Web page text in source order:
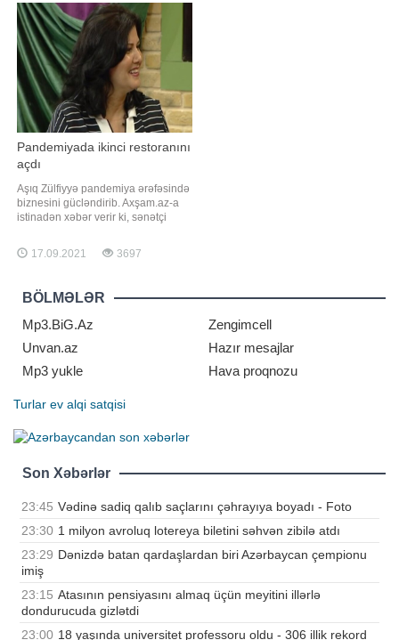
yaxşılığa xərcləmirsə, canına
xərcləyəcək". Axşam.az xəbə
Pandemiyada ikinci restoranını
açdı
Aşıq Zülfiyyə pandemiya ərəfəsində
biznesini gücləndirib. Axşam.az-a
istinadən xəbər verir ki, sənətçi
restoran açmışdı. Bir neçə gün
əvvəl isə aşıq yenidən restoran
dostları da qatılıblar. Qeyd edək ki,
Zülfiyyə bundan əvvəl daha bir
restoranını
17.09.2021 3697
BÖLMƏLƏR
Mp3.BiG.Az
Zengimcell
Unvan.az
Hazır mesajlar
Mp3 yukle
Hava proqnozu
Turlar ev alqi satqisi
Son Xəbərlər
23:45 Vədinə sadiq qalıb saçlarını çəhrayıya boyadı - Foto
23:30 1 milyon avroluq lotereya biletini səhvən zibilə atdı
23:29 Dənizdə batan qardaşlardan biri Azərbaycan çempionu
imiş
23:15 Atasının pensiyasını almaq üçün meyitini illərlə
dondurucuda gizlətdi
23:00 18 yaşında universitet professoru oldu - 306 illik rekord